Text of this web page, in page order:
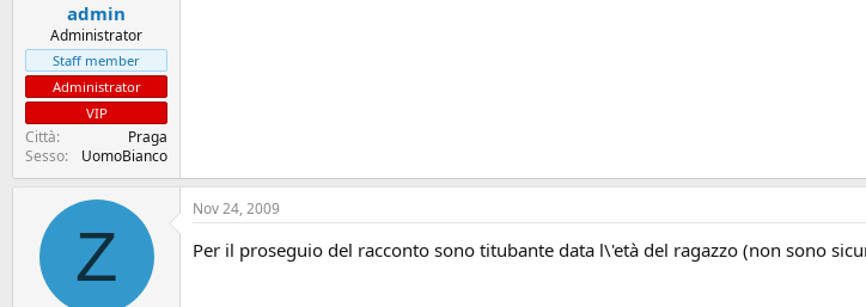
admin
Administrator
Staff member
Administrator
VIP
Città
Praga
Sesso
UomoBianco
Z
Nov 24, 2009
Per il proseguio del racconto sono titubante data l\'età del ragazzo (non sono